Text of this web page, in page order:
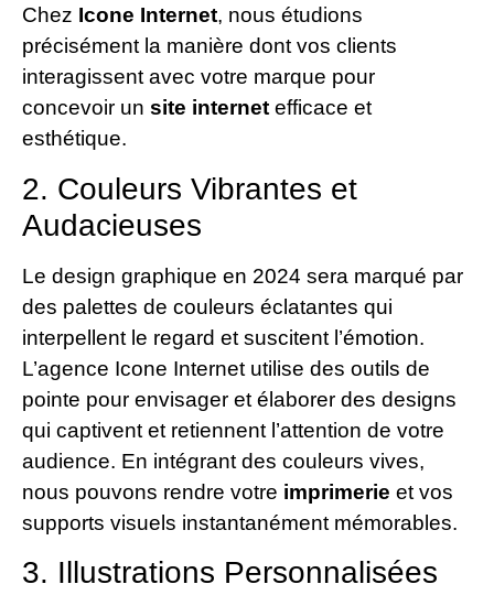
Chez Icone Internet, nous étudions
précisément la manière dont vos clients
interagissent avec votre marque pour
concevoir un site internet efficace et
esthétique.
2. Couleurs Vibrantes et
Audacieuses
Le design graphique en 2024 sera marqué par
des palettes de couleurs éclatantes qui
interpellent le regard et suscitent l’émotion.
L’agence Icone Internet utilise des outils de
pointe pour envisager et élaborer des designs
qui captivent et retiennent l’attention de votre
audience. En intégrant des couleurs vives,
nous pouvons rendre votre imprimerie et vos
supports visuels instantanément mémorables.
3. Illustrations Personnalisées